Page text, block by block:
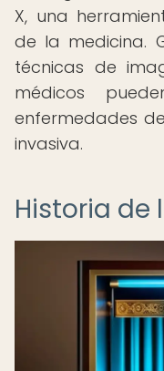
X, una
de la medicina.
técnicas de
médicos
enfermedades
invasiva.
Historia de